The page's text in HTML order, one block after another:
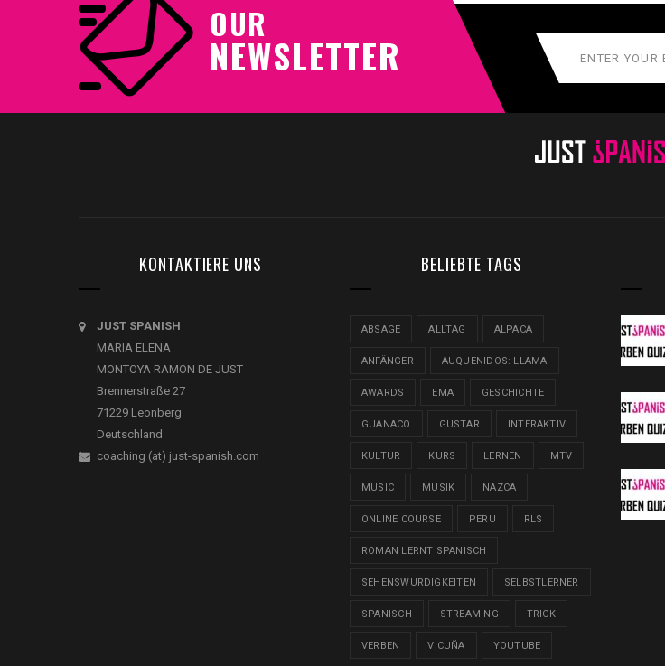
OUR
NEWSLETTER
KONTAKTIERE UNS
JUST SPANISH
MARIA ELENA
MONTOYA RAMON DE JUST
Brennerstraße 27
71229 Leonberg
Deutschland
coaching (at) just-spanish.com
BELIEBTE TAGS
ABSAGE ALLTAG ALPACA
ANFÄNGER AUQUENIDOS: LLAMA
AWARDS EMA GESCHICHTE
GUANACO GUSTAR INTERAKTIV
KULTUR KURS LERNEN MTV
MUSIC MUSIK NAZCA
ONLINE COURSE PERU RLS
ROMAN LERNT SPANISCH
SEHENSWÜRDIGKEITEN SELBSTLERNER
SPANISCH STREAMING TRICK
VERBEN VICUÑA YOUTUBE